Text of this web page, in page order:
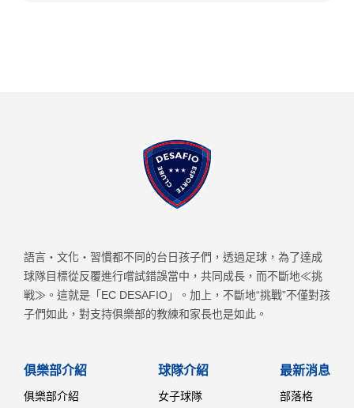
語言・文化・習慣都不同的台日孩子們，透過足球，為了達成
球隊目標從反覆進行嚐試錯誤當中，共同成長，而不斷地≪挑
戦≫。這就是「EC DESAFIO」。加上，不斷地“挑戰”不僅對孩
子們如此，對支持俱樂部的教練和家長也是如此。
俱樂部介紹
俱樂部介紹
球隊介紹
女子球隊
最新消息
部落格